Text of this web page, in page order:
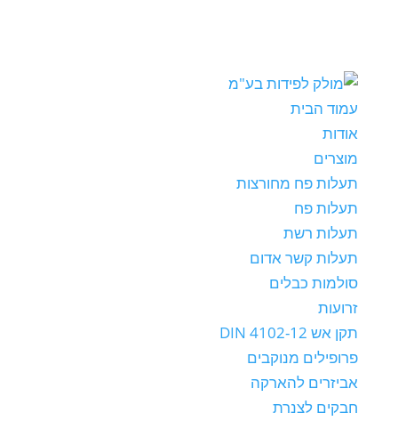
עמוד הבית
אודות
מוצרים
תעלות פח מחורצות
תעלות פח
תעלות רשת
תעלות קשר אדום
סולמות כבלים
זרועות
תקן אש DIN 4102-12
פרופילים מנוקבים
אביזרים להארקה
חבקים לצנרת